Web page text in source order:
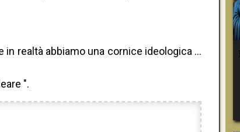
realtà abbiamo una cornice ideologica ...
".